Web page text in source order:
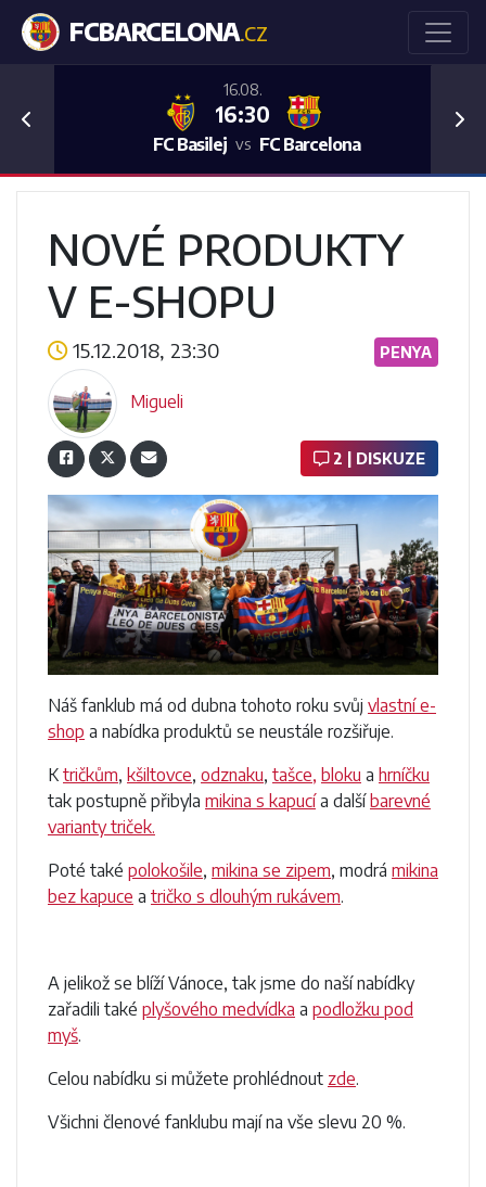
FCBARCELONA.CZ
16.08.
16:30
FC Basilej vs FC Barcelona
Previous
NOVÉ PRODUKTY
V E-SHOPU
15.12.2018, 23:30 PENYA
Migueli
2 | DISKUZE
Náš fanklub má od dubna tohoto roku svůj vlastní e-
shop a nabídka produktů se neustále rozšiřuje.
K tričkům, kšiltovce, odznaku, tašce, bloku a hrníčku
tak postupně přibyla mikina s kapucía další barevné
varianty triček.
Poté také polokošile, mikina se zipem, modrá mikina
bez kapuce a tričko s dlouhým rukávem.
A jelikož se blíží Vánoce, tak jsme do naší nabídky
zařadili také plyšového medvídka a podložku pod
myš.
Celou nabídku si můžete prohlédnout zde.
Všichni členové fanklubu mají na vše slevu 20 %.